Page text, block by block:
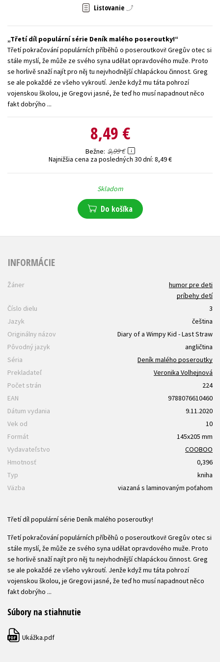
Zdravie a životný štýl
Všetky tituly
Listovanie
Třetí díl populární série Deník malého poseroutky!
Třetí pokračování populárních příběhů o poseroutkovi! Gregův otec si
stále myslí, že může ze svého syna udělat opravdového muže. Proto
se horlivě snaží najít pro něj tu nejvhodnější chlapáckou činnost. Greg
se ale pokaždé ze všeho vykroutí. Jenže když mu táta pohrozí
vojenskou školou, je Gregovi jasné, že teď ho musí napadnout něco
fakt dobrýho ...
8,49 €
Bežne 9,99 €
Najnižšia cena za posledných 30 dní: 8,49 €
Skladom
Do košíka
INFORMÁCIE
Žáner
humor pre deti
príbehy detí
Číslo dielu
3
Jazyk
čeština
Originálny názov
Diary of a Wimpy Kid - Last Straw
Pôvodný jazyk
angličtina
Séria
Deník malého poseroutky
Prekladateľ
Veronika Volhejnová
Počet strán
224
EAN
9788076610460
Dátum vydania
9.11.2020
Vek od
10
Formát
145x205 mm
Vydavateľstvo
COOBOO
Hmotnosť
0,396
Typ
kniha
Väzba
viazaná s laminovaným poťahom
Třetí díl populární série Deník malého poseroutky!
Třetí pokračování populárních příběhů o poseroutkovi! Gregův otec si
stále myslí, že může ze svého syna udělat opravdového muže. Proto
se horlivě snaží najít pro něj tu nejvhodnější chlapáckou činnost. Greg
se ale pokaždé ze všeho vykroutí. Jenže když mu táta pohrozí
vojenskou školou, je Gregovi jasné, že teď ho musí napadnout něco
fakt dobrýho ...
Súbory na stiahnutie
PDF Ukážka.pdf